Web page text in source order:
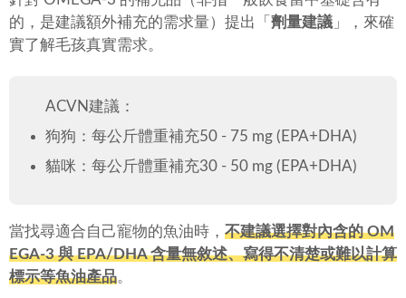
的，是建議額外補充的需求量）提出「 劑量建議 」，來確
實了解毛孩真實需求。
ACVN建議：
狗狗：每公斤體重補充50 - 75 mg (EPA+DHA)
貓咪：每公斤體重補充30 - 50 mg (EPA+DHA)
當找尋適合自己寵物的魚油時， 不建議選擇對內含的 OM
EGA-3 與 EPA/DHA 含量無敘述、寫得不清楚或難以計算
標示等魚油產品。